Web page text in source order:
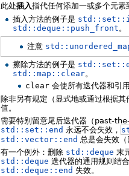
此处插入指代任何添加一或多个元素
插入方法的例子是
std::deque::push_front。
注意
擦除方法的例子是
std::map::clear。
clear会使所有迭代器和引
除非另有规定（显式地或通过根据
值。
需要特别留意尾后迭代器（past-
std::set::end 永远不会失效，
std::vector::end 总是会失效
有一个例外：删除 std::deque 末
std::deque 迭代器的通用规则结
std::deque::end 失效。